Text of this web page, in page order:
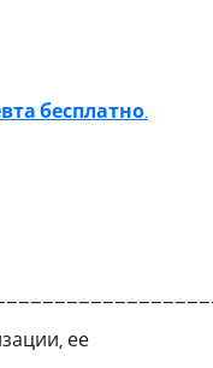
бесплатно
ее